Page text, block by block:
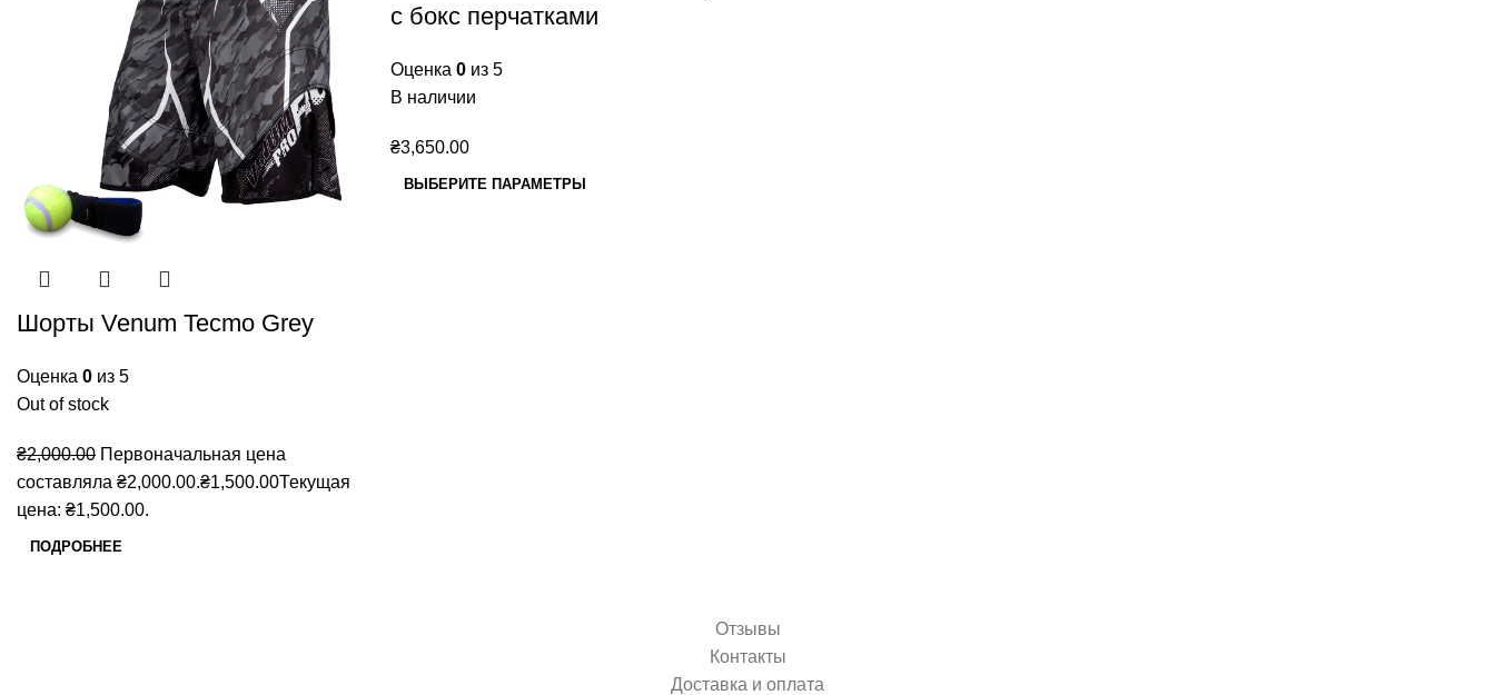
Шорты Venum Tecmo Grey
Оценка 0 из 5
Out of stock
₴2,000.00 Первоначальная цена
составляла ₴2,000.00.₴1,500.00Текущая
цена: ₴1,500.00.
ПОДРОБНЕЕ
с бокс перчатками
Оценка 0 из 5
В наличии
₴3,650.00
ВЫБЕРИТЕ ПАРАМЕТРЫ
Отзывы
Контакты
Доставка и оплата